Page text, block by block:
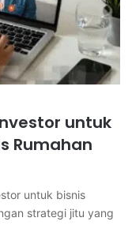
untuk
Rumahan
untuk bisnis
strategi jitu yang